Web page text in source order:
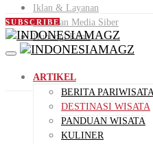
Iklan & Layanan
Pedoman Media Siber
Hubungi Kami
SUBSCRIBE
ARTIKEL
BERITA
DESTINASI WISATA
PANDUAN WISATA
KULINER